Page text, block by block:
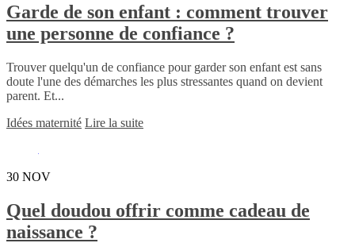
Garde de son enfant : comment trouver
une personne de confiance ?
Trouver quelqu'un de confiance pour garder son enfant est sans
doute l'une des démarches les plus stressantes quand on devient
parent. Et...
Idées maternité Lire la suite
30 NOV
Quel doudou offrir comme cadeau de
naissance ?